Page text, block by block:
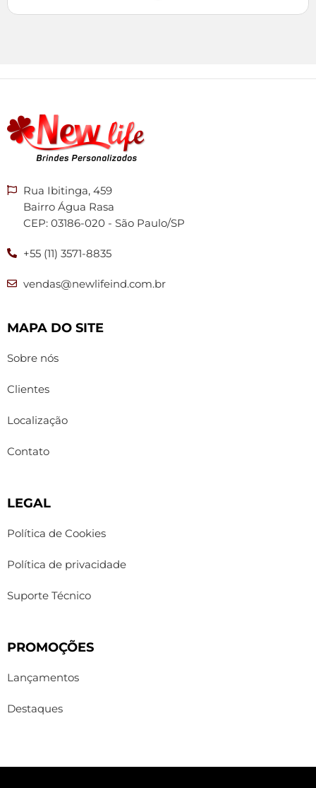
Rua Ibitinga, 459
Bairro Água Rasa
CEP: 03186-020 - São Paulo/SP
+55 (11) 3571-8835
vendas@newlifeind.com.br
MAPA DO SITE
Sobre nós
Clientes
Localização
Contato
LEGAL
Política de Cookies
Política de privacidade
Suporte Técnico
PROMOÇÕES
Lançamentos
Destaques